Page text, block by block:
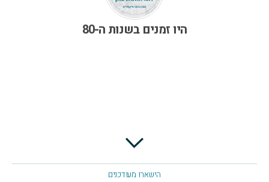
היו זמנים בשנות ה-80
הישארו מעודכנים